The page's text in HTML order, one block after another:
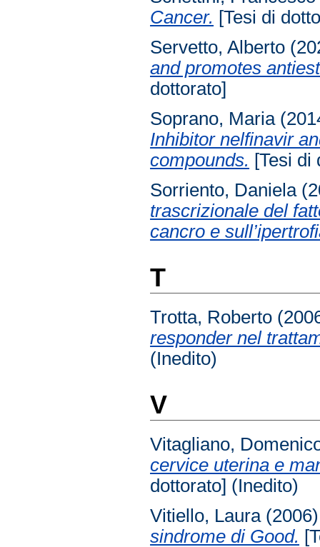
Cancer. [Tesi di
Servetto, Alberto
and promotes
dottorato]
Soprano, Maria
Inhibitor nelfinavir
compounds. [Tesi di
Sorriento, Daniela
trascrizionale del
cancro e
T
Trotta, Roberto
responder nel
(Inedito)
V
Vitagliano,
cervice uterina e
dottorato] (Inedito)
Vitiello, Laura
sindrome di Good.